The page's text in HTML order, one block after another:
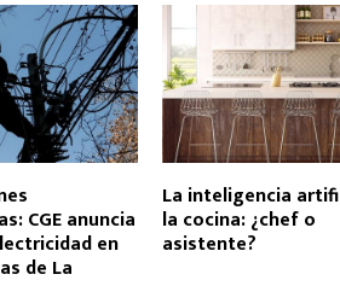
CGE anuncia
en
de La
La inteligencia
la cocina: ¿chef o
asistente?